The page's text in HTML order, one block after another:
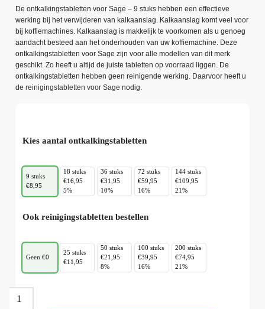
De ontkalkingstabletten voor Sage – 9 stuks hebben een effectieve
werking bij het verwijderen van kalkaanslag. Kalkaanslag komt veel voor
bij koffiemachines. Kalkaanslag is makkelijk te voorkomen als u genoeg
aandacht besteed aan het onderhouden van uw koffiemachine. Deze
ontkalkingstabletten voor Sage zijn voor alle modellen van dit merk
geschikt. Zo heeft u altijd de juiste tabletten op voorraad liggen. De
ontkalkingstabletten hebben geen reinigende werking. Daarvoor heeft u
de reinigingstabletten voor Sage nodig.
Kies aantal ontkalkingstabletten
9 stuks
€8,95
18 stuks
€16,95
5%
36 stuks
€31,95
10%
72 stuks
€59,95
16%
144 stuks
€109,95
21%
Ook reinigingstabletten bestellen
Geen €0
25 stuks
€11,95
50 stuks
€21,95
8%
100 stuks
€39,95
16%
200 stuks
€74,95
21%